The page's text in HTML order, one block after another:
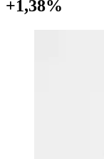
+1,38%